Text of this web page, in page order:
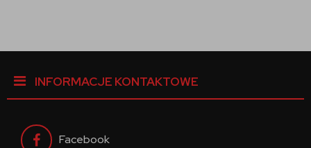
INFORMACJE KONTAKTOWE
Facebook